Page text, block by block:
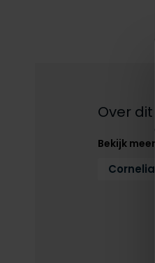
Over dit
Bekijk meer